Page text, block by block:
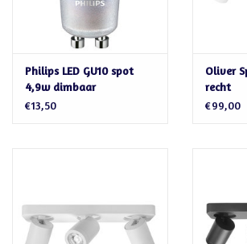
Philips LED GU10 spot
4,9w dimbaar
€13,50
Oliver
recht
€99,00